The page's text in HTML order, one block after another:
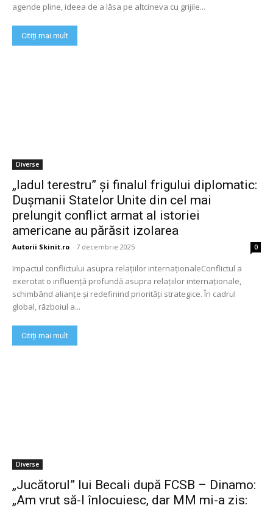
agende pline, ideea de a lăsa pe altcineva cu grijile...
Citiți mai mult
Diverse
„Iadul terestru” și finalul frigului diplomatic:
Dușmanii Statelor Unite din cel mai
prelungit conflict armat al istoriei
americane au părăsit izolarea
Autorii Skinit.ro - 7 decembrie 2025 0
Impactul conflictului asupra relațiilor internaționaleConflictul a
exercitat o influență profundă asupra relațiilor internaționale,
schimbând alianțe și redefinind priorități strategice. În cadrul
global, războiul a...
Citiți mai mult
Diverse
„Jucătorul” lui Becali după FCSB – Dinamo:
„Am vrut să-l înlocuiesc, dar MM mi-a zis: